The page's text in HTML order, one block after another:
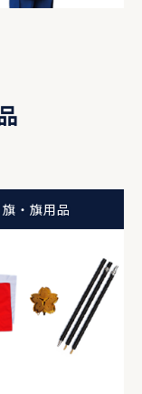
旗・旗用品